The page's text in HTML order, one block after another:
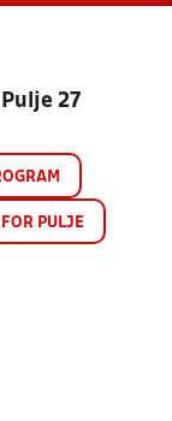
27
PULJE